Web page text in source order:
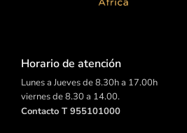
Horario de atención
Lunes a Jueves de 8.30h a 17.00h
viernes de 8.30 a 14.00.
Contacto T 955101000